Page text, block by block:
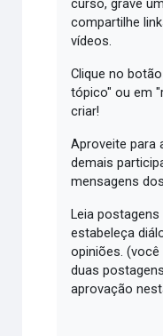
curso, grave
compartilhe
vídeos.
Clique no
tópico" ou em
criar!
Aproveite para
demais
mensagens
Leia
estabeleça
opiniões.
duas
aprovação